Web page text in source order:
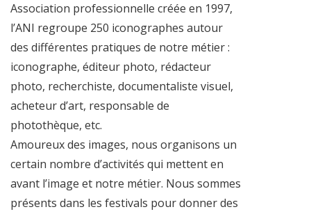
Association professionnelle créée en 1997,
l’ANI regroupe 250 iconographes autour
des différentes pratiques de notre métier :
iconographe, éditeur photo, rédacteur
photo, recherchiste, documentaliste visuel,
acheteur d’art, responsable de
photothèque, etc.
Amoureux des images, nous organisons un
certain nombre d’activités qui mettent en
avant l’image et notre métier. Nous sommes
présents dans les festivals pour donner des